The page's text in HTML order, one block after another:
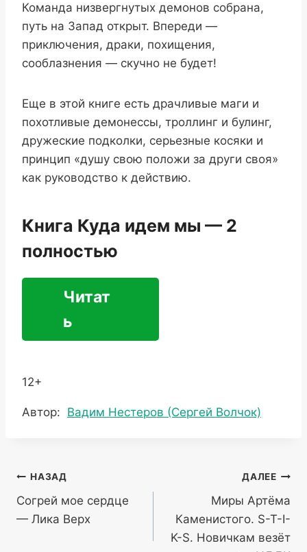
Команда низвергнутых демонов собрана,
путь на Запад открыт. Впереди —
приключения, драки, похищения,
сооблазнения — скучно не будет!
Еще в этой книге есть драчливые маги и
похотливые демонессы, троллинг и булинг,
дружеские подколки, серьезные косяки и
принцип «душу свою положи за други своя»
как руководство к действию.
Книга Куда идем мы — 2
полностью
Читат
ь
12+
Метки
Автор: Вадим Нестеров (Сергей Волчок)
Навигация
по
записям
НАЗАД
Согрей мое сердце
— Лика Верх
ДАЛЕЕ
Миры Артёма
Каменистого. S-T-I-
K-S. Новичкам везёт